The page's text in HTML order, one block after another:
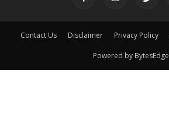
Contact Us Disclaimer Privacy Policy
Powered by BytesEdge